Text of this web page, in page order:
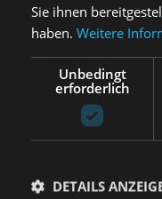
PERRO Gourmet Deer
Hunde aller Rassen,
Ernährungsbedürfnissen.
Mineralien und Vitaminen
Futtermittelallergien
wird es auch die
PERRO Gourmet
Unterstützung
Sie ihnen
haben. Weitere
Unbedingt
erforderlich
DETAILS